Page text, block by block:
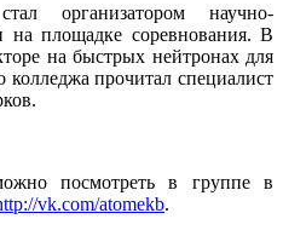
организатором научно-
на площадке соревнования. В
на быстрых нейтронах для
колледжа прочитал специалист
посмотреть в группе в
vk.com/atomekb.